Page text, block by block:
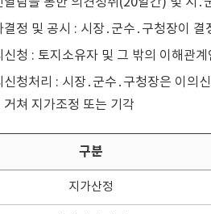
정 및 공시 : 시장․군수․구청장이 결
신청 : 토지소유자 및 그 밖의 이해관
청처리 : 시장․군수․구청장은 이의
거쳐 지가조정 또는 기각
구분
지가산정